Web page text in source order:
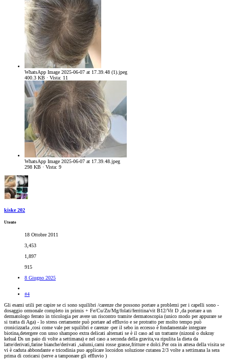
WhatsApp Image 2025-06-07 at 17.39.48 (1).jpeg
400.3 KB · Vista: 11
WhatsApp Image 2025-06-07 at 17.39.48.jpeg
298 KB · Vista: 9
kiske 202
Utente
18 Ottobre 2011
3,453
1,897
915
8 Giugno 2025
#4
Gli esami utili per capire se ci sono squilibri /carenze che possono portare a problemi per i capelli sono -
dosaggio ormonale completo in primis + Fe/Cu/Zn/Mg/folati/ferritina/vit B12/Vit D ,da portare a un
dermatologo ferrato in tricologia per avere un riscontro tramite dermatoscopia (unico modo per appurare se
si tratta di Aga) - lo stress certamente può portare ad effluvio e se protratto per molto tempo può
cronicizzarla ,cosi come vale per squilibri e carenze -per il sebo in eccesso è fondamentale integrare
biotina,detergere con unso shampoo extra delicati alternati se è il caso ad un trattante (nizoral o dukray
kelual Ds un paio di volte a settimana) e nel caso a seconda della gravita,va ripulita la dieta da
latte/derivati,farine bianche/derivati ,salumi,carni rosse grasse,fritture e dolci.Per ora in attesa della visita se
vi è caduta abbondante e tricodinia puo applicare locoidon soluzione cutanea 2/3 volte a settimana la sera
prima di coricarsi (serve a tamponare gli effluvio )